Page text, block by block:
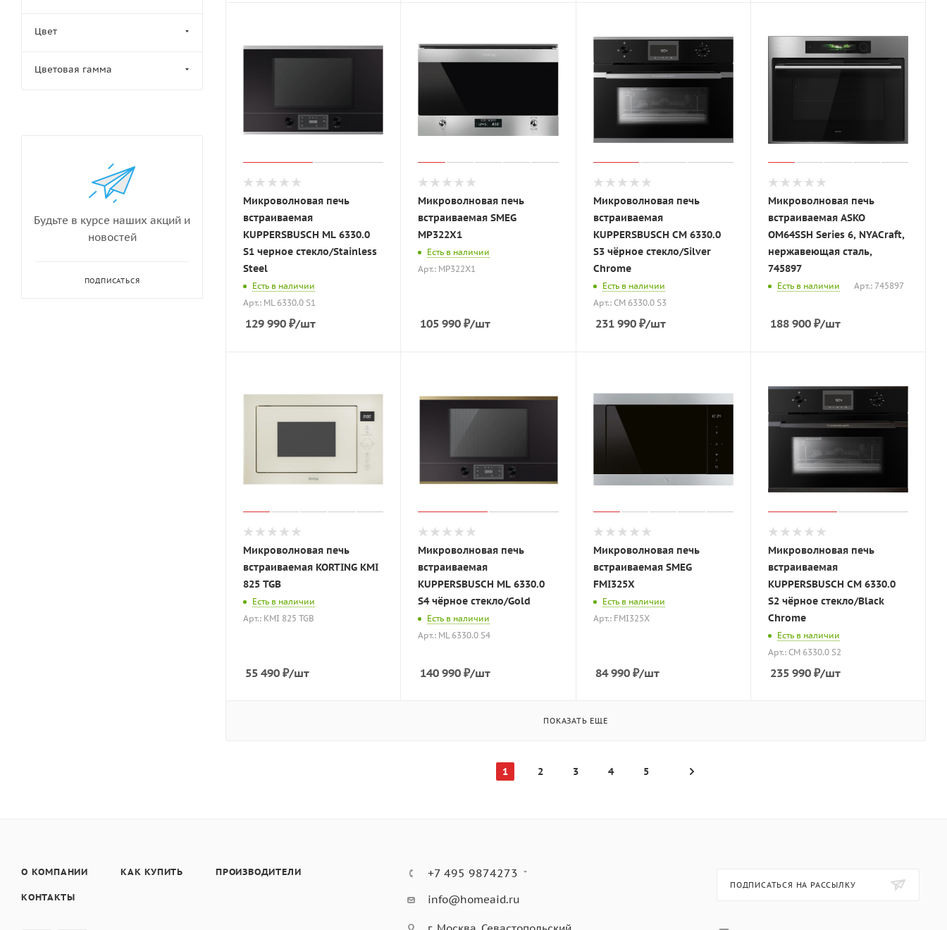
Микроволновая печь
встраиваемая
KUPPERSBUSCH ML 6330.0
S1 черное стекло/Stainless
Steel
Есть в наличии
Арт.: ML 6330.0 S1
129 990 ₽/шт
Микроволновая печь
встраиваемая SMEG
MP322X1
Есть в наличии
Арт.: MP322X1
105 990 ₽/шт
Микроволновая печь
встраиваемая
KUPPERSBUSCH CM 6330.0
S3 чёрное стекло/Silver
Chrome
Есть в наличии
Арт.: CM 6330.0 S3
231 990₽/шт
Микроволновая печь
встраиваемая ASKO
OM64SSH Series 6, NYACraft,
нержавеющая сталь,
745897
Есть в наличии Арт.: 745897
188 900₽/шт
Микроволновая печь
встраиваемая KORTING KMI
825 TGB
Есть в наличии
Арт.: KMI 825 TGB
55 490 ₽/шт
Микроволновая печь
встраиваемая
KUPPERSBUSCH ML 6330.0
S4 чёрное стекло/Gold
Есть в наличии
Арт.: ML 6330.0 S4
140 990 ₽/шт
Микроволновая печь
встраиваемая SMEG
FMI325X
Есть в наличии
Арт.: FMI325X
84 990₽/шт
Микроволновая печь
встраиваемая
KUPPERSBUSCH CM 6330.0
S2 чёрное стекло/Black
Chrome
Есть в наличии
Арт.: CM 6330.0 S2
235 990₽/шт
ПОКАЗАТЬ ЕЩЕ
1 2 3 4 5
Цвет
Цветовая гамма
Будьте в курсе наших акций и
новостей
ПОДПИСАТЬСЯ
О КОМПАНИИ КАК КУПИТЬ ПРОИЗВОДИТЕЛИ
КОНТАКТЫ
+7 495 9874273
info@homeaid.ru
ПОДПИСАТЬСЯ НА РАССЫЛКУ